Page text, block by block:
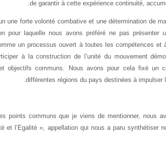
de garantir à cette expérience continuité,
une forte volonté combative et une détermination de
pour laquelle nous avons préféré ne pas présenter
un processus ouvert à toutes les compétences
à la construction de l’unité du mouvement
objectifs communs. Nous avons pour cela fixé un
différentes régions du pays destinées à impulser
points communs que je viens de mentionner, nous
et l’Egalité », appellation qui nous a paru synthétiser